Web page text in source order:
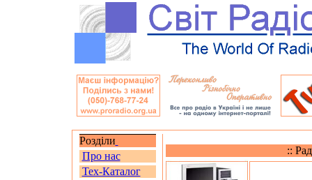
Розділи
Про нас
Тех-Каталог
::